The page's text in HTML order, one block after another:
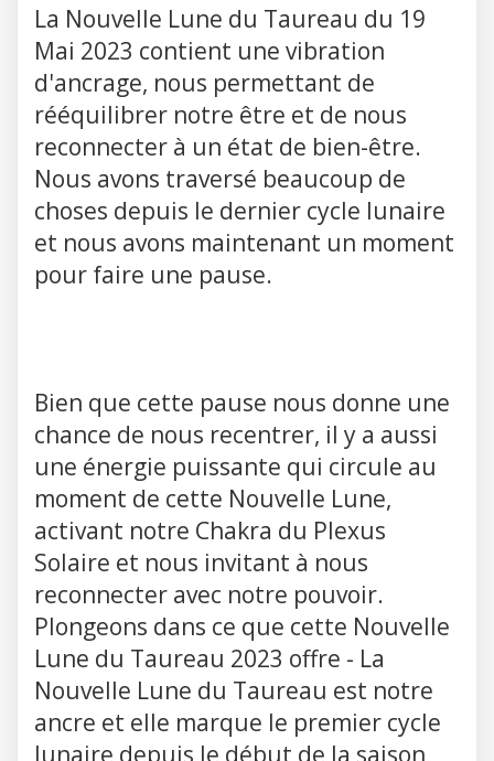
La Nouvelle Lune du Taureau du 19
Mai 2023 contient une vibration
d'ancrage, nous permettant de
rééquilibrer notre être et de nous
reconnecter à un état de bien-être.
Nous avons traversé beaucoup de
choses depuis le dernier cycle lunaire
et nous avons maintenant un moment
pour faire une pause.
Bien que cette pause nous donne une
chance de nous recentrer, il y a aussi
une énergie puissante qui circule au
moment de cette Nouvelle Lune,
activant notre Chakra du Plexus
Solaire et nous invitant à nous
reconnecter avec notre pouvoir.
Plongeons dans ce que cette Nouvelle
Lune du Taureau 2023 offre - La
Nouvelle Lune du Taureau est notre
ancre et elle marque le premier cycle
lunaire depuis le début de la saison